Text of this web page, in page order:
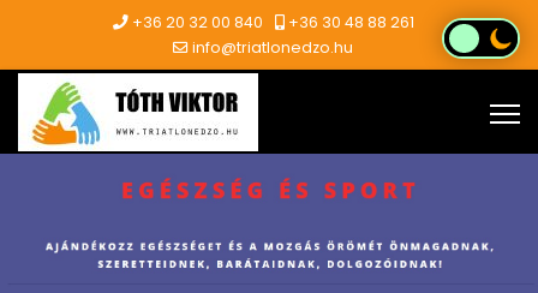
+36 20 32 00 840
+36 30 48 88 261
info@triatlonedzo.hu